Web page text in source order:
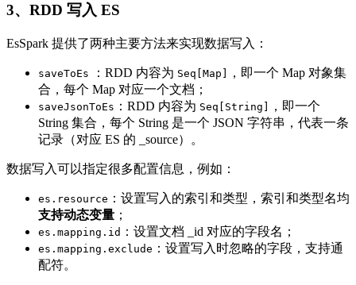
3、RDD 写入 ES
EsSpark 提供了两种主要方法来实现数据写入：
saveToEs ：RDD 内容为 Seq[Map]
，即一个 Map 对象集
合，每个 Map 对应一个文档；
saveJsonToEs ：RDD 内容为 Seq[String]
，即一个
String 集合，每个 String 是一个 JSON 字符串，代表一条
记录（对应 ES 的 _source）。
数据写入可以指定很多配置信息，例如：
es.resource ：设置写入的索引和类型，索引和类型名均
支持动态变量 ；
es.mapping.id ：设置文档 _id 对应的字段名；
es.mapping.exclude ：设置写入时忽略的字段，支持通
配符。